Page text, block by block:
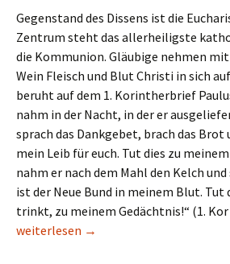
Gegenstand des Dissens ist die
Zentrum steht das allerheiligste
die Kommunion. Gläubige nehmen
Wein Fleisch und Blut Christi in sich
beruht auf dem 1. Korintherbrief
nahm in der Nacht, in der er
sprach das Dankgebet, brach das Brot
mein Leib für euch. Tut dies zu
nahm er nach dem Mahl den Kelch
ist der Neue Bund in meinem Blut. Tut
trinkt, zu meinem Gedächtnis!“ (1. Kor
Können Veganer Katholiken sein?
weiterlesen →